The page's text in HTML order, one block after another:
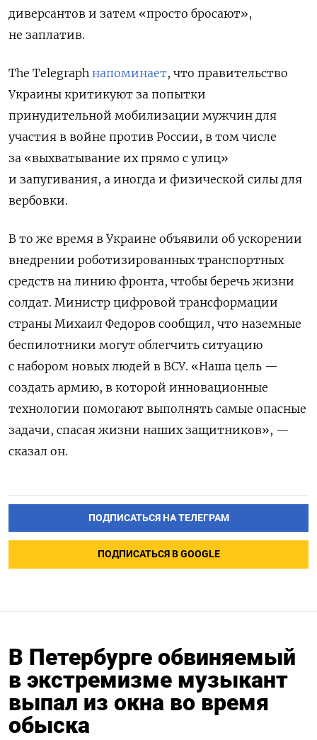
диверсантов и затем «просто бросают»,
не заплатив.
The Telegraph напоминает, что правительство
Украины критикуют за попытки
принудительной мобилизации мужчин для
участия в войне против России, в том числе
за «выхватывание их прямо с улиц»
и запугивания, а иногда и физической силы для
вербовки.
В то же время в Украине объявили об ускорении
внедрении роботизированных транспортных
средств на линию фронта, чтобы беречь жизни
солдат. Министр цифровой трансформации
страны Михаил Федоров сообщил, что наземные
беспилотники могут облегчить ситуацию
с набором новых людей в ВСУ. «Наша цель —
создать армию, в которой инновационные
технологии помогают выполнять самые опасные
задачи, спасая жизни наших защитников», —
сказал он.
ПОДПИСАТЬСЯ НА ТЕЛЕГРАМ
ПОДПИСАТЬСЯ В GOOGLE
В Петербурге обвиняемый
в экстремизме музыкант
выпал из окна во время
обыска